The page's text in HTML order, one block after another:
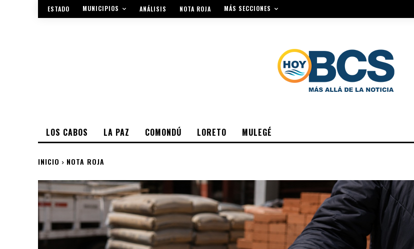
ESTADO MUNICIPIOS ANÁLISIS NOTA ROJA MÁS SECCIONES
LOS CABOS LA PAZ COMONDÚ LORETO MULEGÉ
INICIO NOTA ROJA